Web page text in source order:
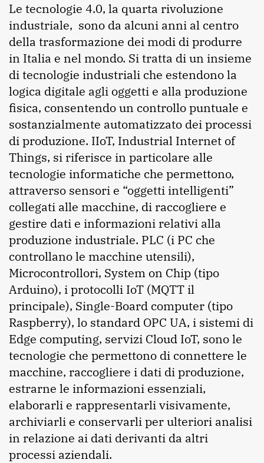
Le tecnologie 4.0, la quarta rivoluzione
industriale, sono da alcuni anni al centro
della trasformazione dei modi di produrre
in Italia e nel mondo. Si tratta di un insieme
di tecnologie industriali che estendono la
logica digitale agli oggetti e alla produzione
fisica, consentendo un controllo puntuale e
sostanzialmente automatizzato dei processi
di produzione. IIoT, Industrial Internet of
Things, si riferisce in particolare alle
tecnologie informatiche che permettono,
attraverso sensori e “oggetti intelligenti”
collegati alle macchine, di raccogliere e
gestire dati e informazioni relativi alla
produzione industriale. PLC (i PC che
controllano le macchine utensili),
Microcontrollori, System on Chip (tipo
Arduino), i protocolli IoT (MQTT il
principale), Single-Board computer (tipo
Raspberry), lo standard OPC UA, i sistemi di
Edge computing, servizi Cloud IoT, sono le
tecnologie che permettono di connettere le
macchine, raccogliere i dati di produzione,
estrarne le informazioni essenziali,
elaborarli e rappresentarli visivamente,
archiviarli e conservarli per ulteriori analisi
in relazione ai dati derivanti da altri
processi aziendali.